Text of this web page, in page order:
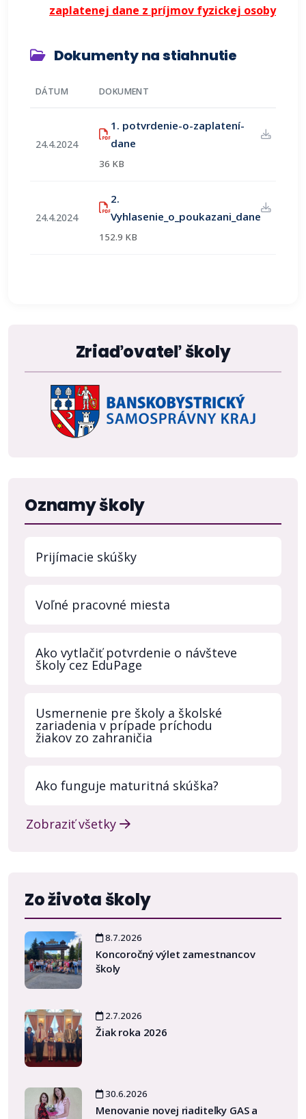
zaplatenej dane z príjmov fyzickej osoby
Dokumenty na stiahnutie
DÁTUM DOKUMENT
24.4.2024
1. potvrdenie-o-zaplatení-
dane
36 KB
24.4.2024
2.
Vyhlasenie_o_poukazani_dane(otvorí
152.9 KB
Zriaďovateľ školy
Oznamy školy
Prijímacie skúšky
Voľné pracovné miesta
Ako vytlačiť potvrdenie o návšteve
školy cez EduPage
Usmernenie pre školy a školské
zariadenia v prípade príchodu
žiakov zo zahraničia
Ako funguje maturitná skúška?
Zobraziť všetky
Zo života školy
8.7.2026
Koncoročný výlet zamestnancov
školy
2.7.2026
Žiak roka 2026
30.6.2026
Menovanie novej riaditeľky GAS a